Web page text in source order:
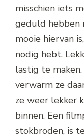
misschien iets
geduld hebben
mooie hiervan
nodig hebt.
lastig te
verwarm ze
ze weer lekker
binnen. Een
stokbroden, is